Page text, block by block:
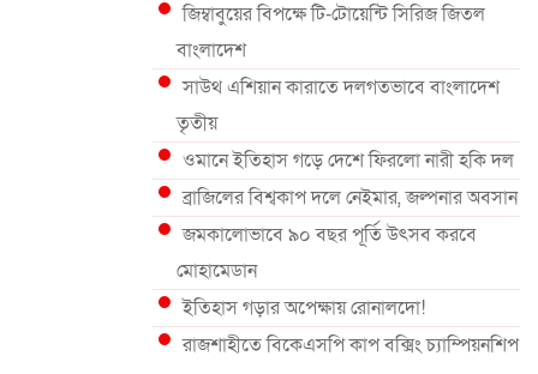
জিম্বাবুয়ের বিপক্ষে টি-টোয়েন্টি সিরিজ জিতল
বাংলাদেশ
সাউথ এশিয়ান কারাতে দলগতভাবে বাংলাদেশ
তৃতীয়
ওমানে ইতিহাস গড়ে দেশে ফিরলো নারী হকি দল
ব্রাজিলের বিশ্বকাপ দলে নেইমার, জল্পনার অবসান
জমকালোভাবে ৯০ বছর পূর্তি উৎসব করবে
মোহামেডান
ইতিহাস গড়ার অপেক্ষায় রোনালদো!
রাজশাহীতে বিকেএসপি কাপ বক্সিং চ্যাম্পিয়নশিপ